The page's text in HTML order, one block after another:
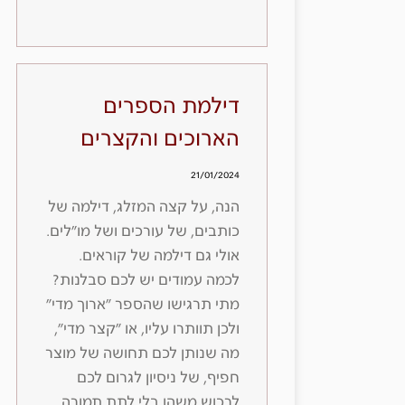
דילמת הספרים
הארוכים והקצרים
21/01/2024
הנה, על קצה המזלג, דילמה של
כותבים, של עורכים ושל מו״לים.
אולי גם דילמה של קוראים.
לכמה עמודים יש לכם סבלנות?
מתי תרגישו שהספר ״ארוך מדי״
ולכן תוותרו עליו, או ״קצר מדי״,
מה שנותן לכם תחושה של מוצר
חפיף, של ניסיון לגרום לכם